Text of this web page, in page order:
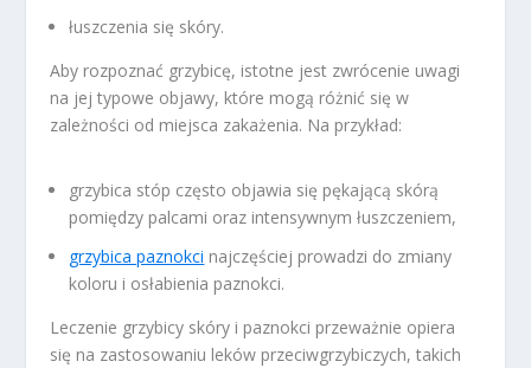
łuszczenia się skóry.
Aby rozpoznać grzybicę, istotne jest zwrócenie uwagi
na jej typowe objawy, które mogą różnić się w
zależności od miejsca zakażenia. Na przykład:
grzybica stóp często objawia się pękającą skórą
pomiędzy palcami oraz intensywnym łuszczeniem,
grzybica paznokci najczęściej prowadzi do zmiany
koloru i osłabienia paznokci.
Leczenie grzybicy skóry i paznokci przeważnie opiera
się na zastosowaniu leków przeciwgrzybiczych, takich